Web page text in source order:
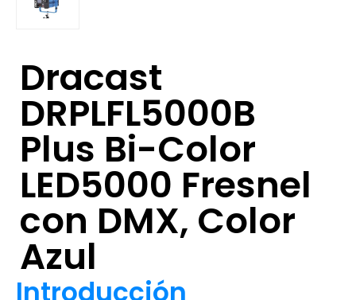
Dracast
DRPLFL5000B
Plus Bi-Color
LED5000 Fresnel
con DMX, Color
Azul